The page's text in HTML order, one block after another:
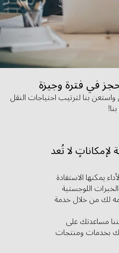
في فترة وجيزة
بنا لترتيب احتياجات النقل
لا تُعد
يمكنها الاستفادة
اللوجستية
لك من خلال خدمة
مساعدتك على
بخدمات ومنتجات